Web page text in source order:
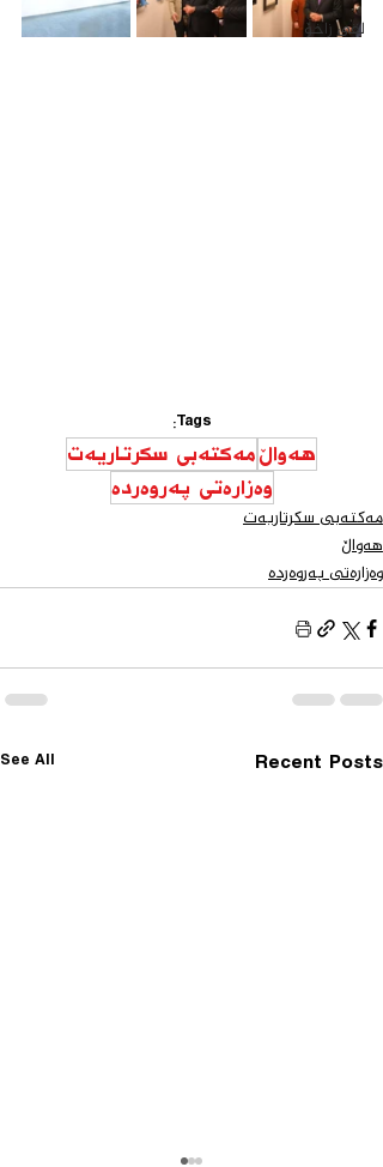
لقی زاخۆ
Tags:
هەواڵمەكتەبی سكرتاریەت
وەزارەتی پەروەردە
مەكتەبی سكرتاریەت
هەواڵ
وەزارەتی پەروەردە
Recent Posts
See All